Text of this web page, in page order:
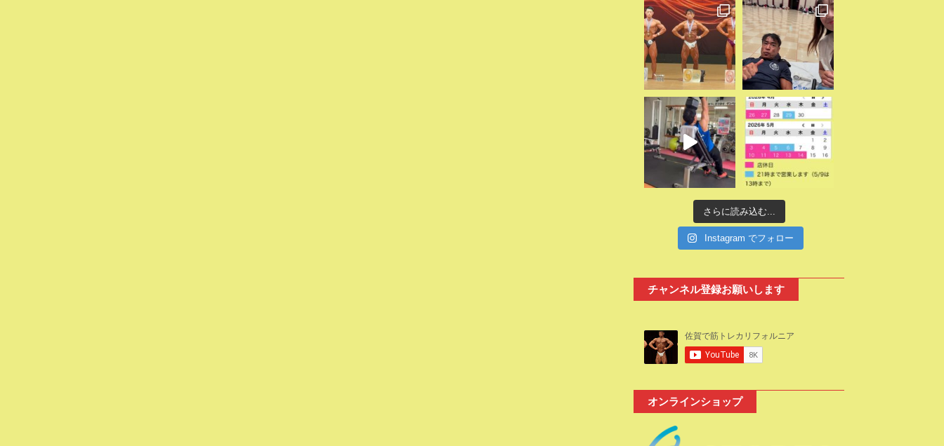
さらに読み込む...
Instagram でフォロー
チャンネル登録お願いします
オンラインショップ